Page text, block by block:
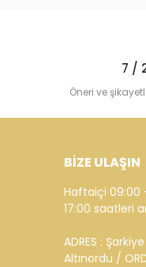
7 /
Öneri ve
BİZE ULAŞIN
Haftaiçi 09:00
17:00 saatleri
ADRES :
Altınordu /